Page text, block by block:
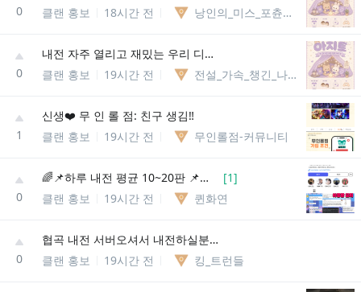
0
클랜 홍보
18시간 전 낭인의_미스_포츈92901507736
0
내전 자주 열리고 재밌는 우리 디코섭 올 사람 !!
클랜 홍보
19시간 전 전설_가속_챙긴_나피리
1
신생❤️ 무 인 롤 점: 친구 생김‼️
클랜 홍보
19시간 전 무인롤점-커뮤니티
0
🌈📌하루 내전 평균 10~20판 📌점수, 승률제로 내전 운영 📌듀랭, 자랭, 칼바람, 롤체도 핫해! 📌성인 롤 톡방, 롤 디스코드 , 롤 내전 , 롤 클랜 [1]
클랜 홍보
19시간 전 퀸화연
0
협곡 내전 서버오셔서 내전하실분@@@
클랜 홍보
19시간 전 킹_트런들